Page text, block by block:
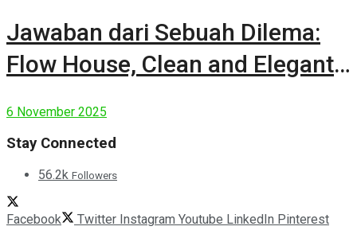
Jawaban dari Sebuah Dilema:
Flow House, Clean and Elegant
6 November 2025
Stay Connected
56.2k Followers
Facebook Twitter Instagram Youtube LinkedIn Pinterest